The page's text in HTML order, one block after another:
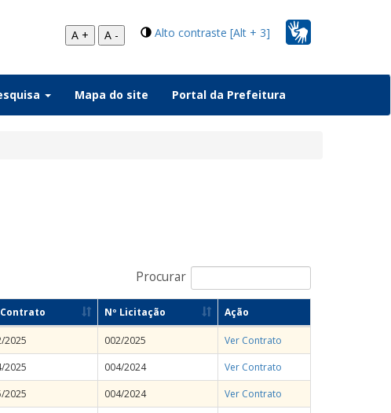
Alto contraste [Alt + 3]
A + A -
Mapa do site Portal da Prefeitura
Procurar
Contrato Nº Licitação Ação
2025 002/2025
Ver Contrato
2025 004/2024
Ver Contrato
2025 004/2024
Ver Contrato